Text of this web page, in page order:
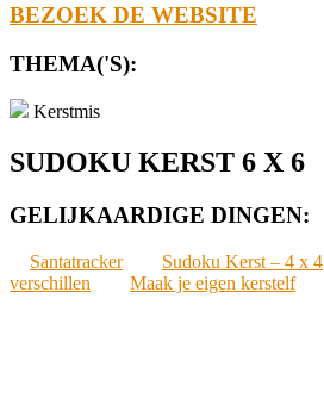
BEZOEK DE WEBSITE
THEMA('S):
Kerstmis
SUDOKU KERST 6 X 6
GELIJKAARDIGE DINGEN:
Santatracker Sudoku Kerst – 4 x 4
verschillen
Maak je eigen kerstelf